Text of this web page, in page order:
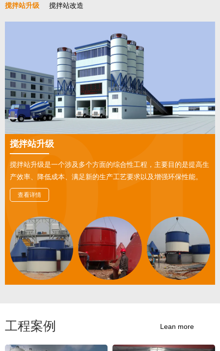
搅拌站升级 搅拌站改造
搅拌站升级
搅拌站升级是一个涉及多个方面的综合性工程，主要目的是提高生
产效率、降低成本、满足新的生产工艺要求以及增强环保性能。
查看详情
工程案例 Lean more